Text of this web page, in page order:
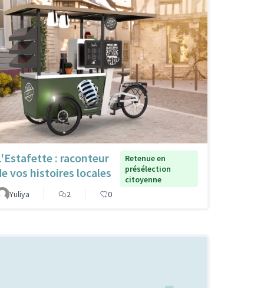
: raconteur
vos histoires locales
Retenue en
présélection
citoyenne
Yuliya
2 0